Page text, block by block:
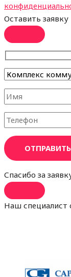
Оставить заявку
ОТПРАВИТЬ
Спасибо за
Наш специалист